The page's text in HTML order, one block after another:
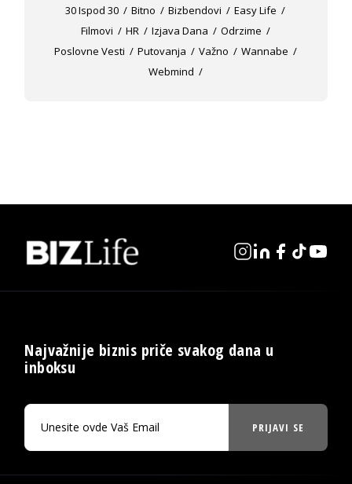
30 Ispod 30 Bitno Bizbendovi
Easy Life
Filmovi
HR Izjava Dana
Odrzime
Poslovne Vesti
Putovanja Važno
Wannabe
Webmind
Najvažnije biznis priče svakog dana u
inboksu
PRIJAVI SE